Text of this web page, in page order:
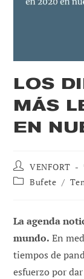
LOS
MÁS
EN
Autor
de
la
VENFORT
Categoría
Bufete /
La agenda
mundo. En
tiempos de
esfuerzo por